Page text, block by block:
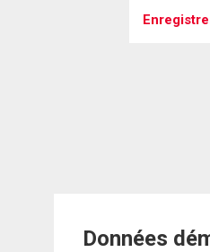
Données